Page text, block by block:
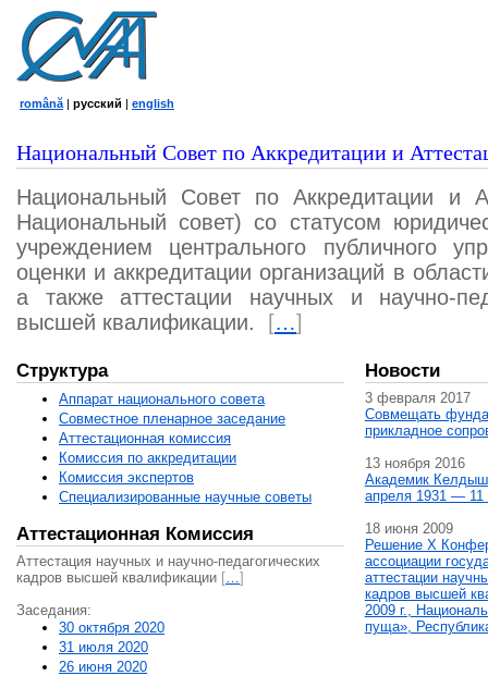
română | русский | english
Национальный Совет по Аккредитации и
Национальный Совет по Аккредитации и
Национальный совет) со статусом
учреждением центрального публичного
оценки и аккредитации организаций в
а также аттестации научных и научно-
высшей квалификации.
[…]
Структура
Аппарат национального совета
Совместное пленарное заседание
Аттестационная комисcия
Комиссия по аккредитации
Комиссия экспертов
Специализированные научные советы
Аттестационная Комиссия
Аттестация научных и научно-педагогических
кадров высшей квалификации […]
Заседания:
30 октября 2020
31 июля 2020
26 июня 2020
Новости
3 февраля 2017
Совмещать
прикладное
13 ноября 2016
Академик
апреля 1931 — 11
18 июня 2009
Решение X
ассоциации
аттестации
кадров высшей
2009 г.,
пуща»,